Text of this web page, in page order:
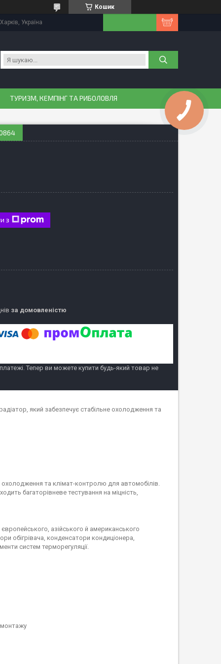
Кошик
Україна
ТУРИЗМ, КЕМПІНГ ТА РИБОЛОВЛЯ
з
за домовленістю
Тепер ви можете купити будь-який товар не
який забезпечує стабільне охолодження та
та клімат-контролю для автомобілів.
багаторівневе тестування на міцність,
азійського й американського
обігрівача, конденсатори кондиціонера,
систем терморегуляції.
монтажу